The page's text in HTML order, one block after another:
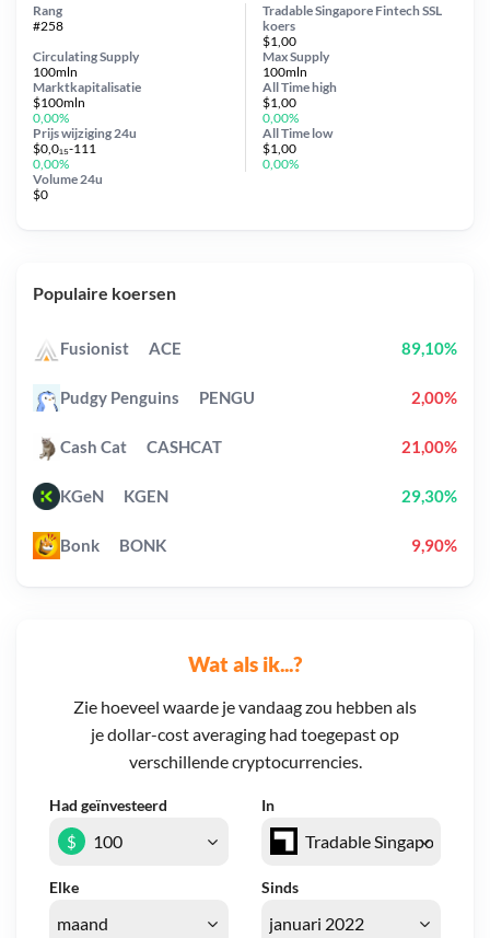
Wat als ik...?
Zie hoeveel waarde je vandaag zou hebben als
je dollar-cost averaging had toegepast op
verschillende cryptocurrencies.
Had geïnvesteerd In
Elke Sinds
$
Tradable Singapore Fintech SSL
koers
$1,00
Circulating Supply
100mln
Prijs wijziging 24u
$0,0₁₅-111
0,00%
Max Supply
100mln
Marktkapitalisatie
$100mln
0,00%
Volume 24u
$0
Rang
#258
All Timehigh
$1,00
0,00%
All Time low
$1,00
0,00%
Populaire koersen
Fusionist ACE 89,10%
Pudgy Penguins PENGU 2,00%
Cash Cat CASHCAT 21,00%
KGeN KGEN 29,30%
Bonk BONK 9,90%